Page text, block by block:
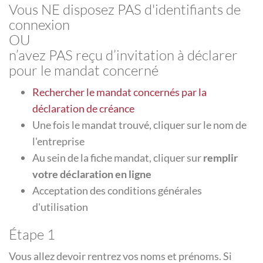
Vous NE disposez PAS d'identifiants de
connexion
OU
n’avez PAS reçu d’invitation à déclarer
pour le mandat concerné
Rechercher le mandat concernés par la
déclaration de créance
Une fois le mandat trouvé, cliquer sur le nom de
l'entreprise
Au sein de la fiche mandat, cliquer surremplir
votre déclaration en ligne
Acceptation des conditions générales
d'utilisation
Étape 1
Vous allez devoir rentrez vos noms et prénoms. Si